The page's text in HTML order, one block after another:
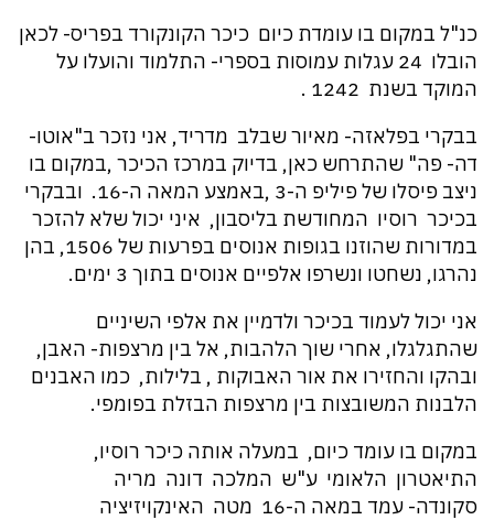
כנ"ל במקום בו עומדת כיום כיכר הקונקורד בפריס- לכאן
הובלו 24 עגלות עמוסות בספרי- התלמוד והועלו על
המוקד בשנת 1242 .
בבקרי בפלאזה- מאיור שבלב מדריד, אני נזכר ב"אוטו-
דה- פה" שהתרחש כאן, בדיוק במרכז הכיכר ,במקום בו
ניצב פיסלו של פיליפ ה-3 ,באמצע המאה ה-16. ובבקרי
בכיכר רוסיו המחודשת בליסבון, איני יכול שלא להזכר
במדורות שהוזנו בגופות אנוסים בפרעות של 1506, בהן
נהרגו, נשחטו ונשרפו אלפיים אנוסים בתוך 3 ימים.
אני יכול לעמוד בכיכר ולדמיין את אלפי השיניים
שהתגלגלו, אחרי שוך הלהבות, אל בין מרצפות- האבן,
ובהקו והחזירו את אור האבוקות , בלילות, כמו האבנים
הלבנות המשובצות בין מרצפות הבזלת בפומפי.
במקום בו עומד כיום, במעלה אותה כיכר רוסיו,
התיאטרון הלאומי ע"ש המלכה דונה מריה
סקונדה- עמד במאה ה-16 מטה האינקויזיציה